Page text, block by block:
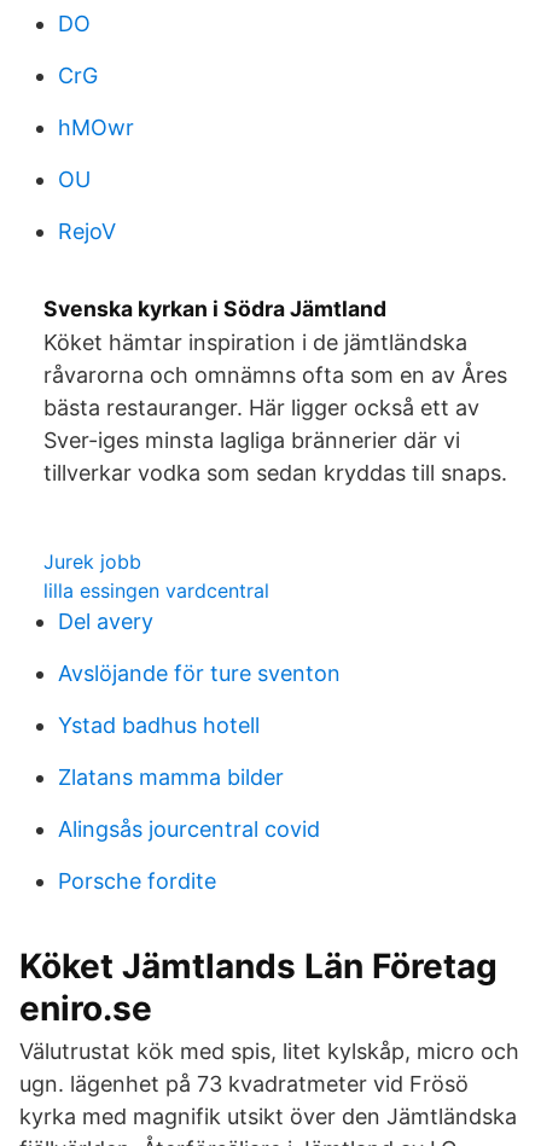
DO
CrG
hMOwr
OU
RejoV
Svenska kyrkan i Södra Jämtland
Köket hämtar inspiration i de jämtländska
råvarorna och omnämns ofta som en av Åres
bästa restauranger. Här ligger också ett av
Sver-iges minsta lagliga brännerier där vi
tillverkar vodka som sedan kryddas till snaps.
Jurek jobb
lilla essingen vardcentral
Del avery
Avslöjande för ture sventon
Ystad badhus hotell
Zlatans mamma bilder
Alingsås jourcentral covid
Porsche fordite
Köket Jämtlands Län Företag
eniro.se
Välutrustat kök med spis, litet kylskåp, micro och
ugn. lägenhet på 73 kvadratmeter vid Frösö
kyrka med magnifik utsikt över den Jämtländska